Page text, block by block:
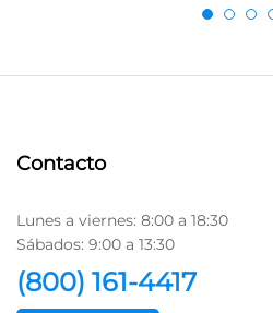
Contacto
Lunes a viernes: 8:00 a 18:30
Sábados: 9:00 a 13:30
(800) 161-4417